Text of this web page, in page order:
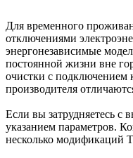
Для временного
отключениями
энергонезависимые
постоянной жизни вне
очистки с подключением
производителя
Если вы затрудняетесь с
указанием параметров.
несколько